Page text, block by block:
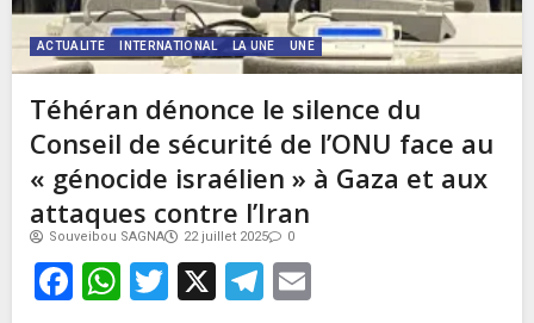
ACTUALITE INTERNATIONAL LA UNE UNE
Téhéran dénonce le silence du
Conseil de sécurité de l’ONU face au
« génocide israélien » à Gaza et aux
attaques contre l’Iran
Souveibou SAGNA 22 juillet 2025 0
Facebook
WhatsApp
Twitter
X Telegram